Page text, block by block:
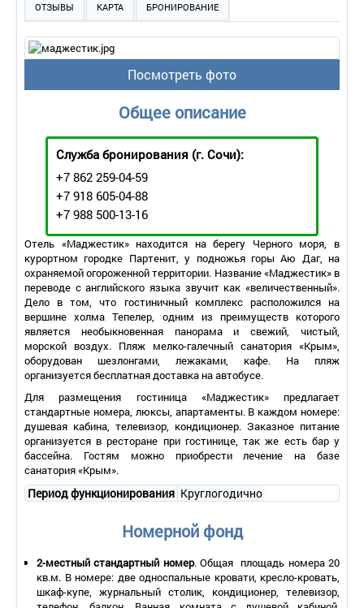
ОТЗЫВЫ КАРТА БРОНИРОВАНИЕ
Посмотреть фото
Общее описание
Служба бронирования (г. Сочи):
+7 862 259-04-59
+7 918 605-04-88
+7 988 500-13-16
Отель «Маджестик» находится на берегу Черного моря, в
курортном городке Партенит, у подножья горы Аю Даг, на
охраняемой огороженной территории. Название «Маджестик» в
переводе с английского языка звучит как «величественный».
Дело в том, что гостиничный комплекс расположился на
вершине холма Тепелер, одним из преимуществ которого
является необыкновенная панорама и свежий, чистый,
морской воздух. Пляж мелко-галечный санатория «Крым»,
оборудован шезлонгами, лежаками, кафе. На пляж
организуется бесплатная доставка на автобусе.
Для размещения гостиница «Маджестик» предлагает
стандартные номера, люксы, апартаменты. В каждом номере:
душевая кабина, телевизор, кондиционер. Заказное питание
организуется в ресторане при гостинице, так же есть бар у
бассейна. Гостям можно приобрести лечение на базе
санатория «Крым».
Период функционирования Круглогодично
Номерной фонд
2-местный стандартный номер. Общая площадь номера 20
кв.м. В номере: две односпальные кровати, кресло-кровать,
шкаф-купе, журнальный столик, кондиционер, телевизор,